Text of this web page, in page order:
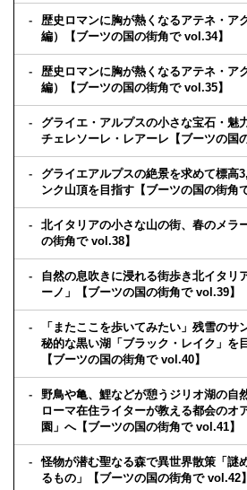
歴史ロマンに胸が熱くなるアテネ・ア
編）【ブーツの国の街角で vol.34】
歴史ロマンに胸が熱くなるアテネ・ア
編）【ブーツの国の街角で vol.35】
グライエ・アルプスの小さな宝石・魅
チェレソーレ・レアーレ【ブーツの国
グライエアルプスの絶景を求めて標高
ンク山頂を目指す【ブーツの国の街角
北イタリアの小さな山の街、春のメラ
の街角で vol.38】
自然の息吹きに浸れる街歩き北イタリ
ーノ」【ブーツの国の街角で vol.39】
「またここを歩いてみたい」残雪のサ
秘的な黒い湖「ブラック・レイク」を
【ブーツの国の街角で vol.40】
野鳥や亀、鯉などが憩うジリオ湖の自
ローマ在住ライターが教える都会のオ
園」へ【ブーツの国の街角で vol.41】
怪物が潜む聖なる森で異世界散策「謎
るもの」【ブーツの国の街角で vol.42】